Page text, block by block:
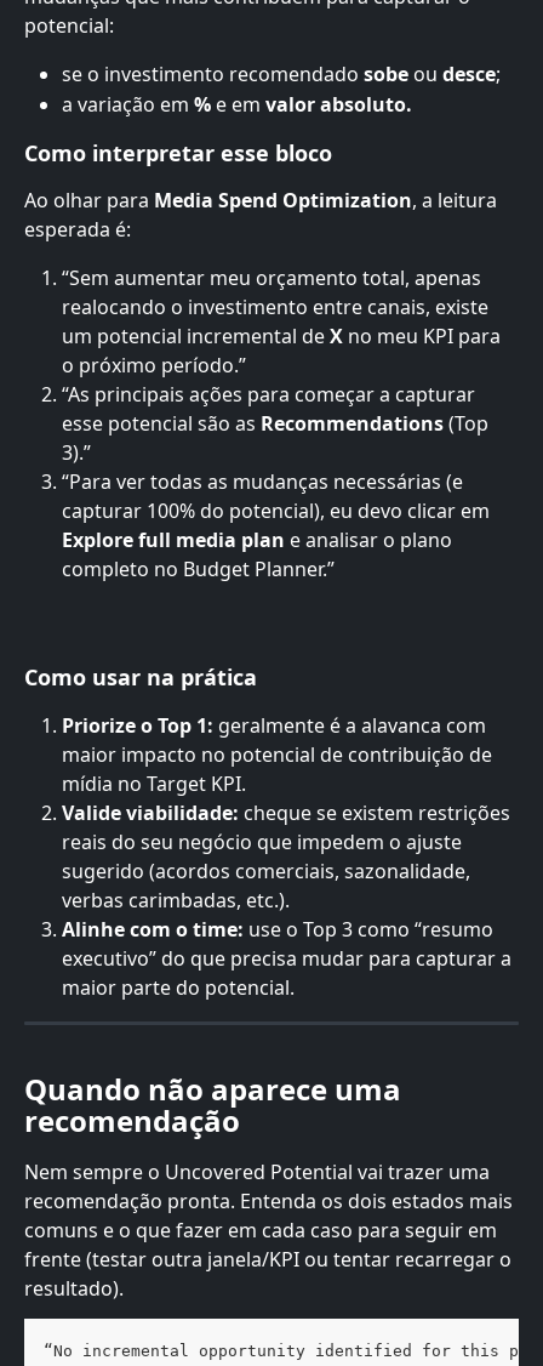
potencial:
se o investimento recomendado sobe ou desce;
a variação em % e em valor absoluto.
Como interpretar esse bloco
Ao olhar para Media Spend Optimization, a leitura
esperada é:
“Sem aumentar meu orçamento total, apenas
realocando o investimento entre canais, existe
um potencial incremental de X no meu KPI para
o próximo período.”
“As principais ações para começar a capturar
esse potencial são as Recommendations (Top
3).”
“Para ver todas as mudanças necessárias (e
capturar 100% do potencial), eu devo clicar em
Explore full media plan e analisar o plano
completo no Budget Planner.”
Como usar na prática
Priorize o Top 1: geralmente é a alavanca com
maior impacto no potencial de contribuição de
mídia no Target KPI.
Valide viabilidade: cheque se existem restrições
reais do seu negócio que impedem o ajuste
sugerido (acordos comerciais, sazonalidade,
verbas carimbadas, etc.).
Alinhe com o time: use o Top 3 como “resumo
executivo” do que precisa mudar para capturar a
maior parte do potencial.
Quando não aparece uma
recomendação
Nem sempre o Uncovered Potential vai trazer uma
recomendação pronta. Entenda os dois estados mais
comuns e o que fazer em cada caso para seguir em
frente (testar outra janela/KPI ou tentar recarregar o
resultado).
“No incremental opportunity identified for this